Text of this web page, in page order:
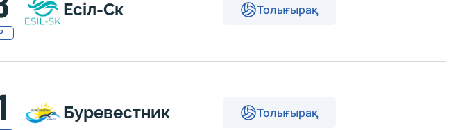
Есіл-Ск Толығырақ
Буревестник Толығырақ